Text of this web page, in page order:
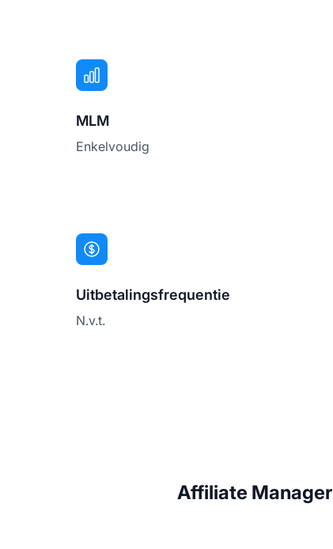
MLM
Enkelvoudig
Uitbetalingsfrequentie
N.v.t.
Affiliate Manager